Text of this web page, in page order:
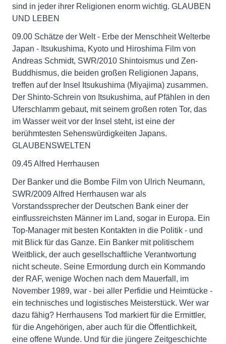
sind in jeder ihrer Religionen enorm wichtig. GLAUBEN
UND LEBEN
09.00 Schätze der Welt - Erbe der Menschheit Welterbe
Japan - Itsukushima, Kyoto und Hiroshima Film von
Andreas Schmidt, SWR/2010 Shintoismus und Zen-
Buddhismus, die beiden großen Religionen Japans,
treffen auf der Insel Itsukushima (Miyajima) zusammen.
Der Shinto-Schrein von Itsukushima, auf Pfählen in den
Uferschlamm gebaut, mit seinem großen roten Tor, das
im Wasser weit vor der Insel steht, ist eine der
berühmtesten Sehenswürdigkeiten Japans.
GLAUBENSWELTEN
09.45 Alfred Herrhausen
Der Banker und die Bombe Film von Ulrich Neumann,
SWR/2009 Alfred Herrhausen war als
Vorstandssprecher der Deutschen Bank einer der
einflussreichsten Männer im Land, sogar in Europa. Ein
Top-Manager mit besten Kontakten in die Politik - und
mit Blick für das Ganze. Ein Banker mit politischem
Weitblick, der auch gesellschaftliche Verantwortung
nicht scheute. Seine Ermordung durch ein Kommando
der RAF, wenige Wochen nach dem Mauerfall, im
November 1989, war - bei aller Perfidie und Heimtücke -
ein technisches und logistisches Meisterstück. Wer war
dazu fähig? Herrhausens Tod markiert für die Ermittler,
für die Angehörigen, aber auch für die Öffentlichkeit,
eine offene Wunde. Und für die jüngere Zeitgeschichte